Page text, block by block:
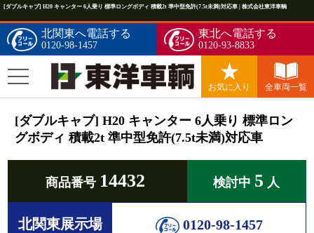
[ダブルキャブ] H20 キャンター 6人乗り 標準ロングボディ 積載2t 準中型免許(7.5t未満)対応車 | 株式会社東洋車輌
北関東へ電話する
0120-98-1457
東北へ電話する
0120-93-8833
お気に入り 全車両一覧
[ダブルキャブ] H20 キャンター 6人乗り 標準ロン
グボディ 積載2t 準中型免許(7.5t未満)対応車
商品番号 14432 検討中 5 人
北関東展示場 0120-98-1457